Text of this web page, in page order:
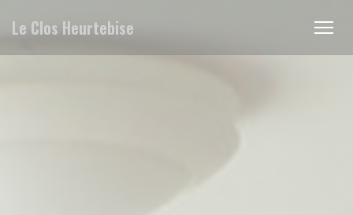
Le Clos Heurtebise